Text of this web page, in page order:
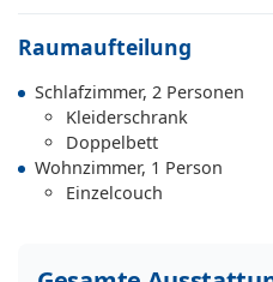
Raumaufteilung
Schlafzimmer, 2 Personen
Kleiderschrank
Doppelbett
Wohnzimmer, 1 Person
Einzelcouch